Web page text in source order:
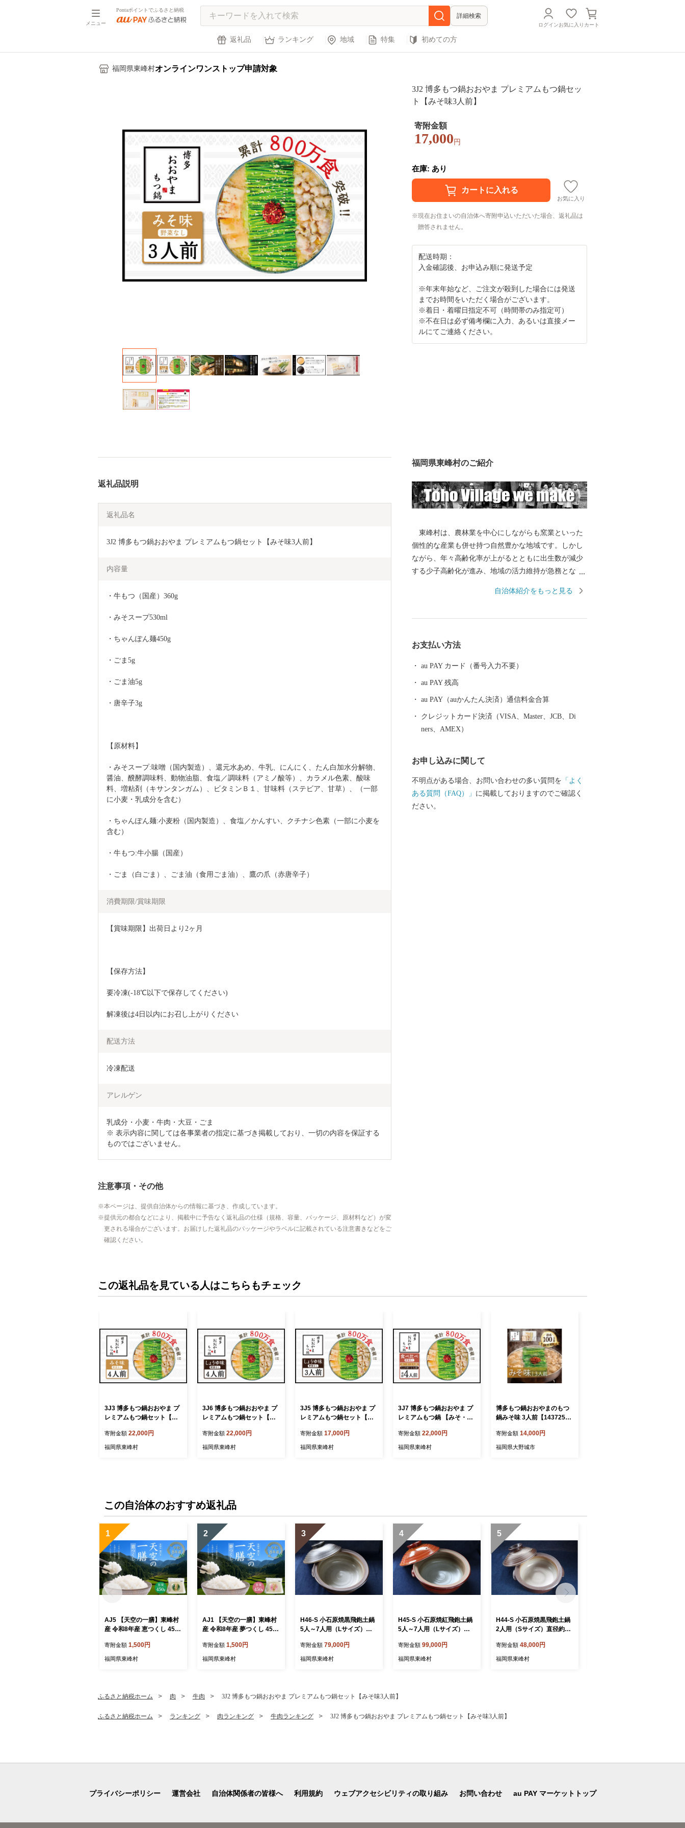
メニュー
Pontaポイントでふるさと納税
詳細検索
ログインお気に入り カート
返礼品 ランキング 地域 特集 初めての方
福岡県東峰村オンラインワンストップ申請対象
3J2 博多もつ鍋おおやま プレミアムもつ鍋セッ
ト【みそ味3人前】
寄附金額
17,000 円
在庫: あり
お気に入り
現在お住まいの自治体へ寄附申込いただいた場合、返礼品は
贈答されません。
配送時期：
入金確認後、お申込み順に発送予定
※年末年始など、ご注文が殺到した場合には発送
までお時間をいただく場合がございます。
※着日・着曜日指定不可（時間帯のみ指定可）
※不在日は必ず備考欄に入力、あるいは直接メー
ルにてご連絡ください。
返礼品説明
返礼品名
3J2 博多もつ鍋おおやま プレミアムもつ鍋セット【みそ味3人前】
内容量
・牛もつ（国産）360g
・みそスープ530ml
・ちゃんぽん麺450g
・ごま5g
・ごま油5g
・唐辛子3g
【原材料】
・みそスープ:味噌（国内製造）、還元水あめ、牛乳、にんにく、たん白加水分解物、
醤油、醗酵調味料、動物油脂、食塩／調味料（アミノ酸等）、カラメル色素、酸味
料、増粘剤（キサンタンガム）、ビタミンＢ１、甘味料（ステビア、甘草）、（一部
に小麦・乳成分を含む）
・ちゃんぽん麺:小麦粉（国内製造）、食塩／かんすい、クチナシ色素（一部に小麦を
含む）
・牛もつ:牛小腸（国産）
・ごま（白ごま）、ごま油（食用ごま油）、鷹の爪（赤唐辛子）
消費期限/賞味期限
【賞味期限】出荷日より2ヶ月
【保存方法】
要冷凍(-18℃以下で保存してください)
解凍後は4日以内にお召し上がりください
配送方法
冷凍配送
アレルゲン
乳成分・小麦・牛肉・大豆・ごま
※ 表示内容に関しては各事業者の指定に基づき掲載しており、一切の内容を保証する
ものではございません。
注意事項・その他
本ページは、提供自治体からの情報に基づき、作成しています。
提供元の都合などにより、掲載中に予告なく返礼品の仕様（規格、容量、パッケージ、原材料など）が変
更される場合がございます。お届けした返礼品のパッケージやラベルに記載されている注意書きなどをご
確認ください。
福岡県東峰村のご紹介
東峰村は、農林業を中心にしながらも窯業といった
個性的な産業も併せ持つ自然豊かな地域です。しかし
ながら、年々高齢化率が上がるとともに出生数が減少
する少子高齢化が進み、地域の活力維持が急務となっ
る住環境の整備を推進しながら、豊かな地域づくりに
里の環境が一変しました。そのような中、全国より温
かいご支援をいただき心より感謝申し上げます。
自治体紹介をもっと見る
お支払い方法
au PAY カード（番号入力不要）
au PAY 残高
au PAY（auかんたん決済）通信料金合算
クレジットカード決済（VISA、Master、JCB、Di
ners、AMEX）
お申し込みに関して
不明点がある場合、お問い合わせの多い質問を 「よく
ある質問（FAQ）」 に掲載しておりますのでご確認く
ださい。
この返礼品を見ている人はこちらもチェック
3J3 博多もつ鍋おおやま プ
レミアムもつ鍋セット【み
寄附金額 22,000円
福岡県東峰村
3J6 博多もつ鍋おおやま プ
レミアムもつ鍋セット【し
寄附金額 22,000円
福岡県東峰村
3J5 博多もつ鍋おおやま プ
レミアムもつ鍋セット【し
寄附金額 17,000円
福岡県東峰村
3J7 博多もつ鍋おおやま プ
レミアムもつ鍋 【みそ・し
寄附金額 22,000円
福岡県東峰村
博多もつ鍋おおやまのもつ
鍋みそ味 3人前【143725
寄附金額 14,000円
福岡県大野城市
この自治体のおすすめ返礼品
1
AJ5 【天空の一膳】東峰村
産 令和8年産 恵つくし 450
寄附金額 1,500円
福岡県東峰村
2
AJ1 【天空の一膳】東峰村
産 令和8年産 夢つくし 450
寄附金額 1,500円
福岡県東峰村
3
H46-S 小石原焼黒飛鉋土鍋
5人～7人用（Lサイズ）直
寄附金額 79,000円
福岡県東峰村
4
H45-S 小石原焼紅飛鉋土鍋
5人～7人用（Lサイズ）直
寄附金額 99,000円
福岡県東峰村
5
H44-S 小石原焼黒飛鉋土鍋
2人用（Sサイズ）直径約21
寄附金額 48,000円
福岡県東峰村
ふるさと納税ホーム 肉 牛肉 3J2 博多もつ鍋おおやま プレミアムもつ鍋セット【みそ味3人前】
ふるさと納税ホーム ランキング 肉ランキング 牛肉ランキング 3J2 博多もつ鍋おおやま プレミアムもつ鍋セット【みそ味3人前】
プライバシーポリシー 運営会社 自治体関係者の皆様へ 利用規約 ウェブアクセシビリティの取り組み お問い合わせ au PAY マーケットトップ